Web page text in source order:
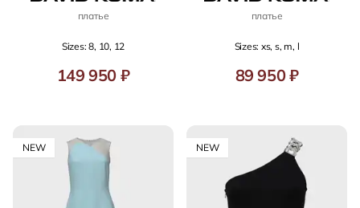
платье
Sizes: 8, 10, 12
149 950 ₽
платье
Sizes: xs, s, m, l
89 950 ₽
NEW NEW